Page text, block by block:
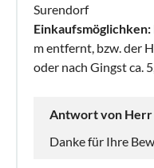
Surendorf
Einkaufsmöglichken:
m entfernt, bzw. der
oder nach Gingst ca.
Antwort von Herr
Danke für Ihre